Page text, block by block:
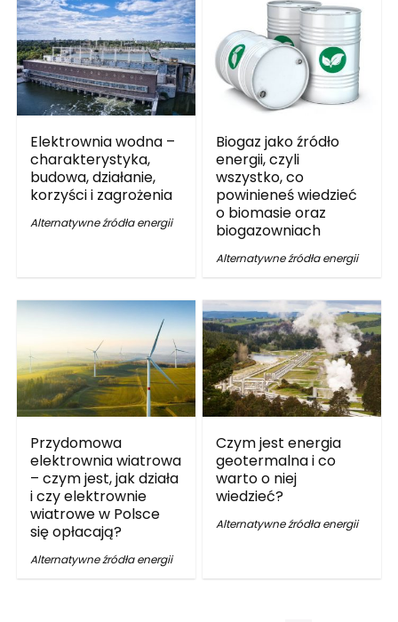
Elektrownia wodna –
charakterystyka,
budowa, działanie,
korzyści i zagrożenia
Alternatywne źródła energii
Biogaz jako źródło
energii, czyli
wszystko, co
powinieneś wiedzieć
o biomasie oraz
biogazowniach
Alternatywne źródła energii
Przydomowa
elektrownia wiatrowa
– czym jest, jak działa
i czy elektrownie
wiatrowe w Polsce
się opłacają?
Alternatywne źródła energii
Czym jest energia
geotermalna i co
warto o niej
wiedzieć?
Alternatywne źródła energii